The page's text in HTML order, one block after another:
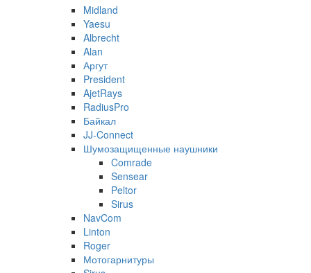
Midland
Yaesu
Albrecht
Alan
Аргут
President
AjetRays
RadiusPro
Байкал
JJ-Connect
Шумозащищенные наушники
Comrade
Sensear
Peltor
Sirus
NavCom
Linton
Roger
Мотогарнитуры